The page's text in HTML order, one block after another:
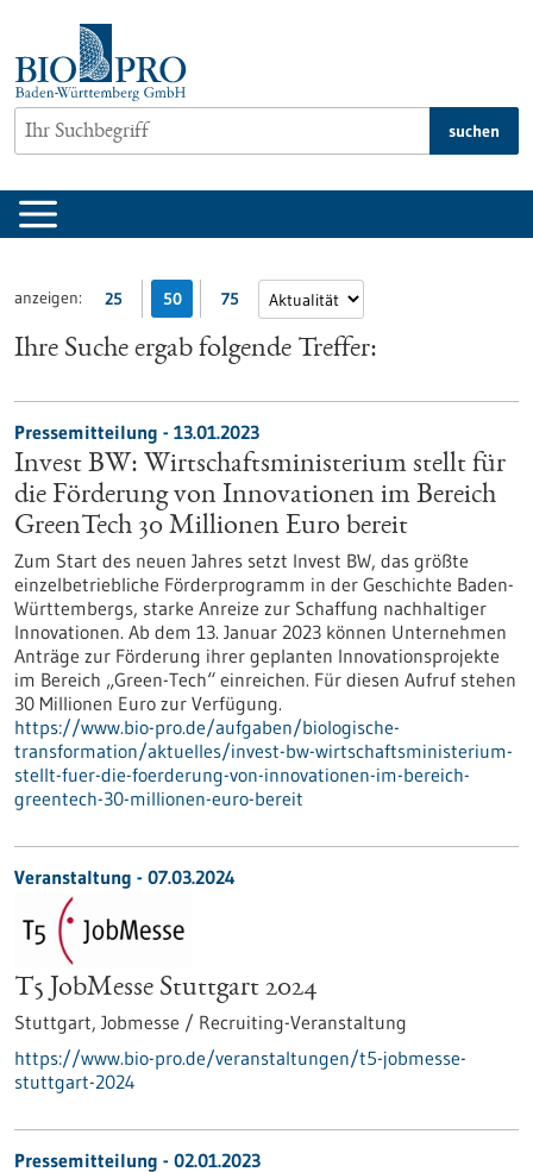
springen
suchen
anzeigen: 25 50 75
Ihre Suche ergab folgende Treffer:
Pressemitteilung - 13.01.2023
Invest BW: Wirtschaftsministerium stellt für
die Förderung von Innovationen im Bereich
GreenTech 30 Millionen Euro bereit
Zum Start des neuen Jahres setzt Invest BW, das größte
einzelbetriebliche Förderprogramm in der Geschichte Baden-
Württembergs, starke Anreize zur Schaffung nachhaltiger
Innovationen. Ab dem 13. Januar 2023 können Unternehmen
Anträge zur Förderung ihrer geplanten Innovationsprojekte
im Bereich „Green-Tech“ einreichen. Für diesen Aufruf stehen
30 Millionen Euro zur Verfügung.
https://www.bio-pro.de/aufgaben/biologische-
transformation/aktuelles/invest-bw-wirtschaftsministerium-
stellt-fuer-die-foerderung-von-innovationen-im-bereich-
greentech-30-millionen-euro-bereit
Veranstaltung - 07.03.2024
T5 JobMesse Stuttgart 2024
Stuttgart, Jobmesse / Recruiting-Veranstaltung
https://www.bio-pro.de/veranstaltungen/t5-jobmesse-
stuttgart-2024
Pressemitteilung - 02.01.2023